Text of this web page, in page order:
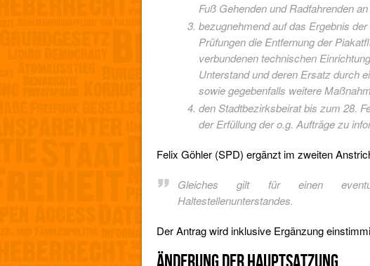
Fuß Gehenden und Radfahrenden
bezugnehmend auf das Ergebnis
Prüfungen die Entfernung der
verbundenen technischen
Unterstand und deren Ersatz durch
sowie gegebenfalls weitere
den Stadtbezirksbeirat bis zum 28.
der Erfüllung der o.g. Aufträge zu
Felix Göhler (SPD) ergänzt im zweiten
Gleiches gilt für einen
Haltestellenunterstandes.
Der Antrag wird inklusive Ergänzung